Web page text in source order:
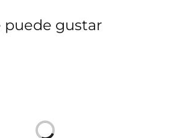
puede gustar